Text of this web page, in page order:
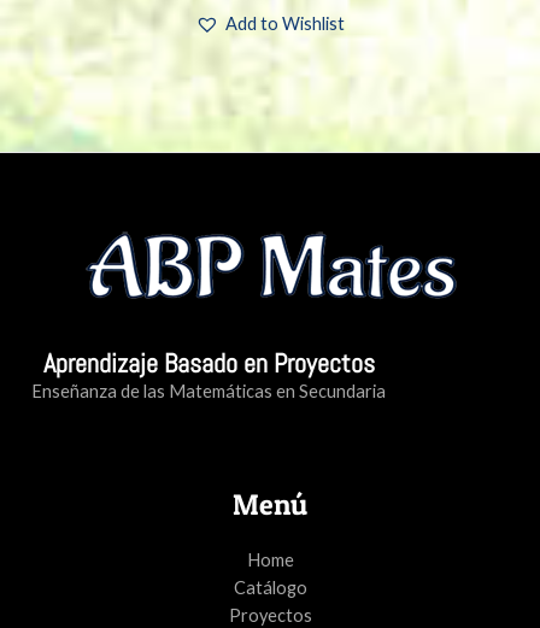
Add to Wishlist
Aprendizaje Basado en Proyectos
Enseñanza de las Matemáticas en Secundaria
Menú
Home
Catálogo
Proyectos